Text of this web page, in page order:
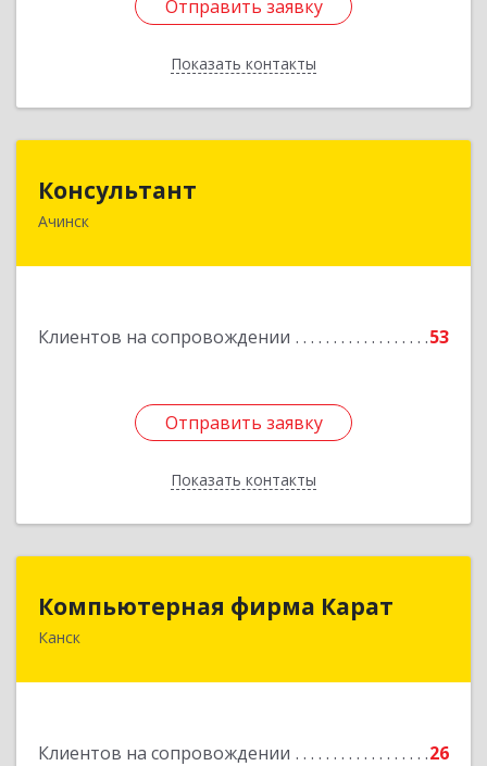
Отправить заявку
Показать контакты
Отправить заявку
Назад
Консультант
Ачинск
Клиентов на сопровождении 53
Отправить заявку
Показать контакты
662159, Красноярский край, Ачинск г, Юго-
Отправить заявку
Назад
Компьютерная фирма Карат
Канск
Клиентов на сопровождении 26
Компьютерная фирма Карат